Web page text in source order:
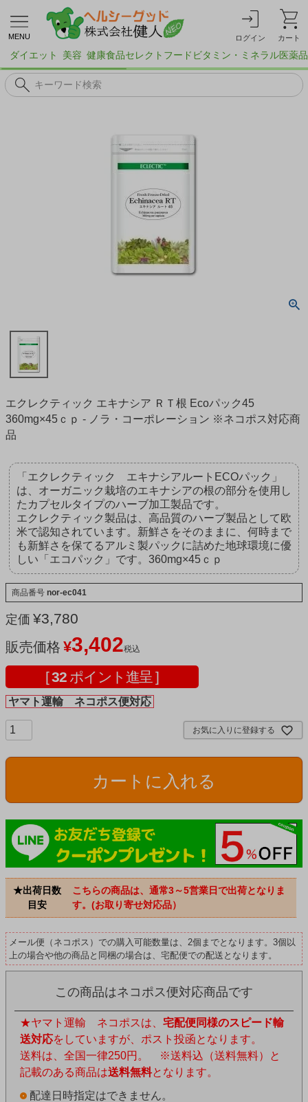
MENU ログイン カート
ダイエット 美容 健康食品セレクトフード ビタミン・ミネラル医薬品
エクレクティック エキナシア ＲＴ根 Ecoパック45
360mg×45ｃｐ - ノラ・コーポレーション ※ネコポス対応商
品
「エクレクティック エキナシアルートECOパック」
は、オーガニック栽培のエキナシアの根の部分を使用し
たカプセルタイプのハーブ加工製品です。
エクレクティック製品は、高品質のハーブ製品として欧
米で認知されています。新鮮さをそのままに、何時まで
も新鮮さを保てるアルミ製パックに詰めた地球環境に優
しい「エコパック」です。360mg×45ｃｐ
商品番号 nor-ec041
定価 ¥3,780
販売価格 ¥3,402税込
[32 ポイント進呈 ]
ヤマト運輸 ネコポス便対応
お気に入りに登録する
カートに入れる
★出荷日数
目安
こちらの商品は、通常3～5営業日で出荷となりま
す。(お取り寄せ対応品）
メール便（ネコポス）での購入可能数量は、2個までとなります。3個以
上の場合や他の商品と同梱の場合は、宅配便での配送となります。
この商品はネコポス便対応商品です
★ヤマト運輸 ネコポスは、 宅配便同様のスピード輸
送対応をしていますが、ポスト投函となります。
送料は、全国一律250円。 ※送料込（送料無料）と
記載のある商品は送料無料となります。
配達日時指定はできません。